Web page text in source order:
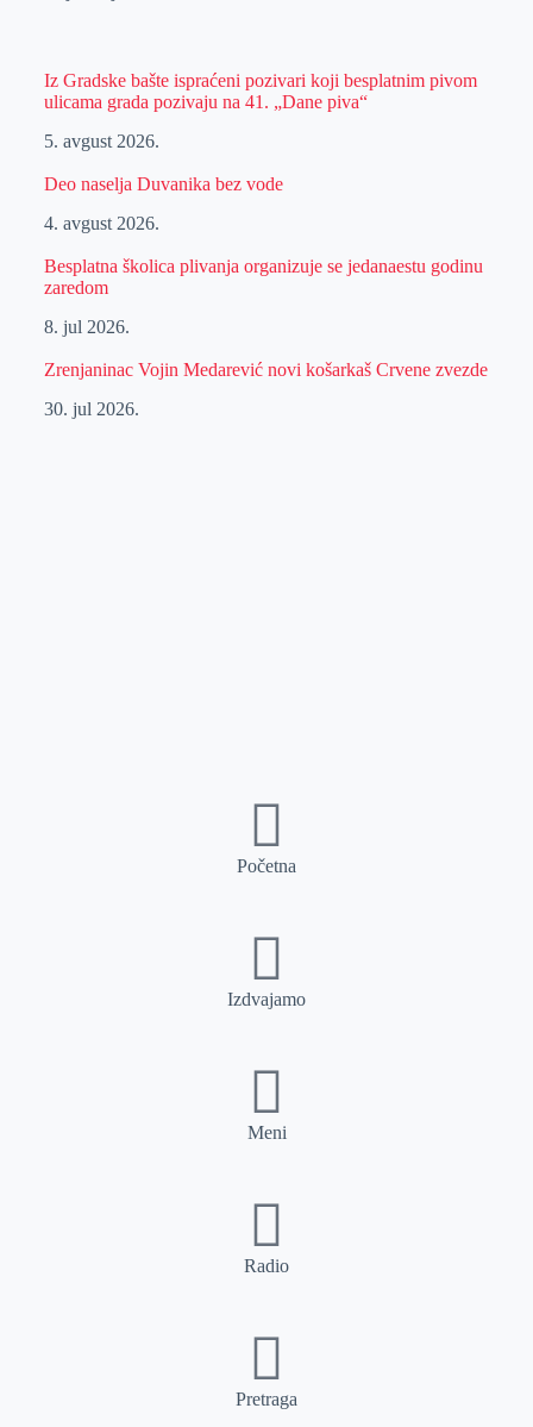
Iz Gradske bašte ispraćeni pozivari koji besplatnim pivom
ulicama grada pozivaju na 41. „Dane piva“
5. avgust 2026.
Deo naselja Duvanika bez vode
4. avgust 2026.
Besplatna školica plivanja organizuje se jedanaestu godinu
zaredom
8. jul 2026.
Zrenjaninac Vojin Medarević novi košarkaš Crvene zvezde
30. jul 2026.
Početna
Izdvajamo
Meni
Radio
Pretraga